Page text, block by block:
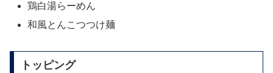
鶏白湯らーめん
和風とんこつつけ麺
トッピング